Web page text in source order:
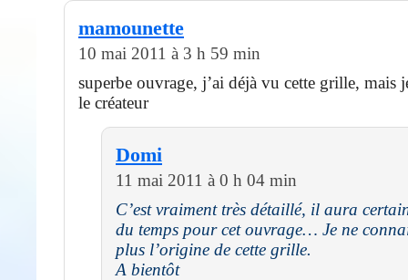
mamounette
10 mai 2011 à 3 h 59 min
superbe ouvrage, j’ai déjà vu cette grille, mais
le créateur
Domi
11 mai 2011 à 0 h 04 min
C’est vraiment très détaillé, il aura
du temps pour cet ouvrage… Je ne
plus l’origine de cette grille.
A bientôt